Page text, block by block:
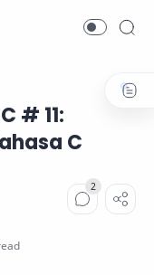
# 11:
C